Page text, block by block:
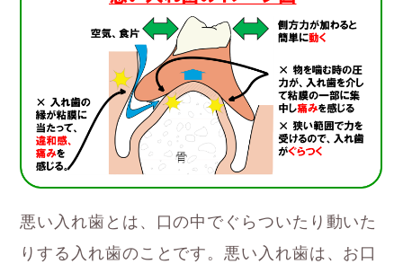
悪い入れ歯とは、口の中でぐらついたり動いた
りする入れ歯のことです。悪い入れ歯は、お口